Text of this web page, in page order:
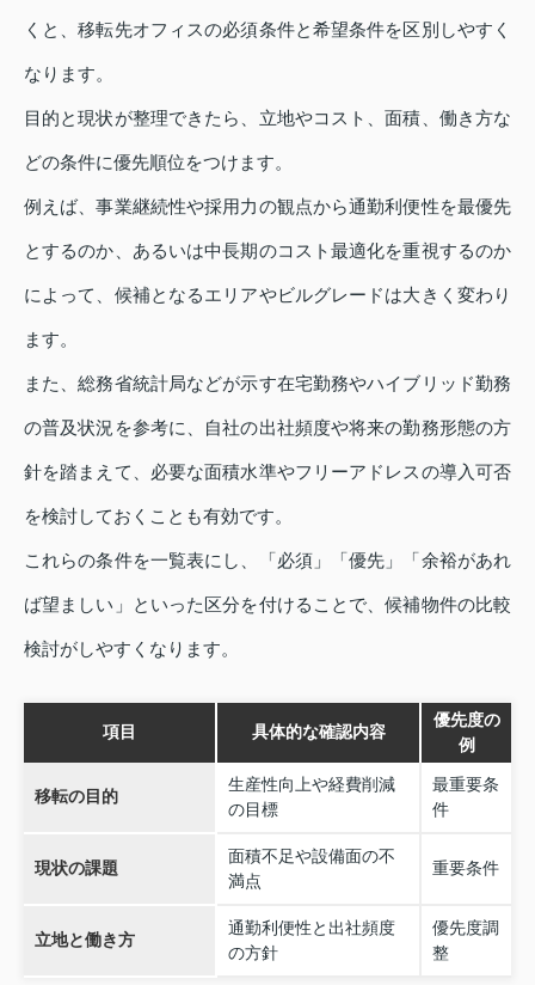
くと、移転先オフィスの必須条件と希望条件を区別しやすく
なります。
目的と現状が整理できたら、立地やコスト、面積、働き方な
どの条件に優先順位をつけます。
例えば、事業継続性や採用力の観点から通勤利便性を最優先
とするのか、あるいは中長期のコスト最適化を重視するのか
によって、候補となるエリアやビルグレードは大きく変わり
ます。
また、総務省統計局などが示す在宅勤務やハイブリッド勤務
の普及状況を参考に、自社の出社頻度や将来の勤務形態の方
針を踏まえて、必要な面積水準やフリーアドレスの導入可否
を検討しておくことも有効です。
これらの条件を一覧表にし、「必須」「優先」「余裕があれ
ば望ましい」といった区分を付けることで、候補物件の比較
検討がしやすくなります。
項目 具体的な確認内容
優先度の
例
移転の目的
生産性向上や経費削減
の目標
最重要条
件
現状の課題
面積不足や設備面の不
満点
重要条件
立地と働き方
通勤利便性と出社頻度
の方針
優先度調
整